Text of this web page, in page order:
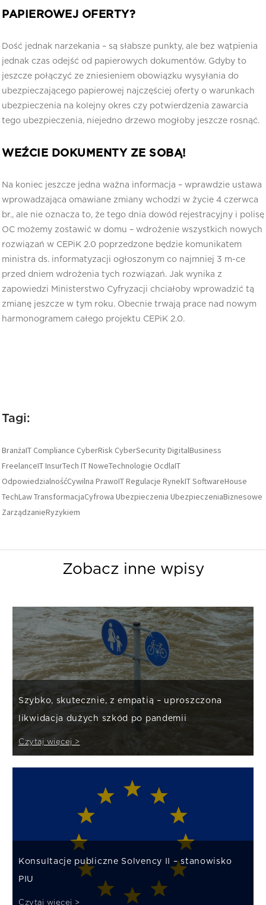
PAPIEROWEJ OFERTY?
Dość jednak narzekania – są słabsze punkty, ale bez wątpienia
jednak czas odejść od papierowych dokumentów. Gdyby to
jeszcze połączyć ze zniesieniem obowiązku wysyłania do
ubezpieczającego papierowej najczęściej oferty o warunkach
ubezpieczenia na kolejny okres czy potwierdzenia zawarcia
tego ubezpieczenia, niejedno drzewo mogłoby jeszcze rosnąć.
WEŹCIE DOKUMENTY ZE SOBĄ!
Na koniec jeszcze jedna ważna informacja – wprawdzie ustawa
wprowadzająca omawiane zmiany wchodzi w życie 4 czerwca
br., ale nie oznacza to, że tego dnia dowód rejestracyjny i polisę
OC możemy zostawić w domu – wdrożenie wszystkich nowych
rozwiązań w CEPiK 2.0 poprzedzone będzie komunikatem
ministra ds. informatyzacji ogłoszonym co najmniej 3 m-ce
przed dniem wdrożenia tych rozwiązań. Jak wynika z
zapowiedzi Ministerstwo Cyfryzacji chciałoby wprowadzić tą
zmianę jeszcze w tym roku. Obecnie trwają prace nad nowym
harmonogramem całego projektu CEPiK 2.0.
Tagi:
BranżaIT Compliance CyberRisk CyberSecurityDigitalBusiness
FreelanceITInsurTech ITNoweTechnologie OcdlaIT
OdpowiedzialnośćCywilna PrawoITRegulacje RynekITSoftwareHouse
TechLawTransformacjaCyfrowa Ubezpieczenia UbezpieczeniaBiznesowe
ZarządzanieRyzykiem
Zobacz inne wpisy
Szybko, skutecznie, z empatią – uproszczona
likwidacja dużych szkód po pandemii
Czytaj więcej >
Konsultacje publiczne Solvency II – stanowisko
PIU
Czytaj więcej >